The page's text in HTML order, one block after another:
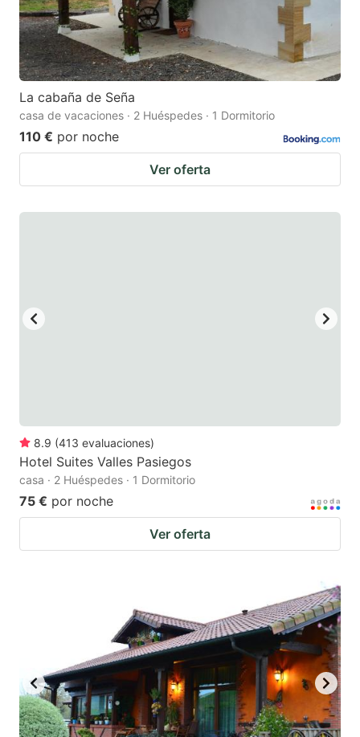
La cabaña de Seña
casa de vacaciones · 2 Huéspedes · 1 Dormitorio
110 € por noche
Ver oferta
8.9 (413 evaluaciones)
Hotel Suites Valles Pasiegos
casa · 2 Huéspedes · 1 Dormitorio
75 € por noche
Ver oferta